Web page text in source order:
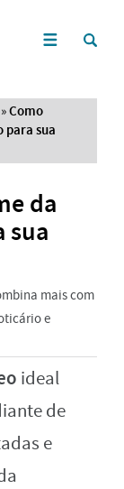
»Como
para sua
da
sua
mais com
e
ideal
de
e